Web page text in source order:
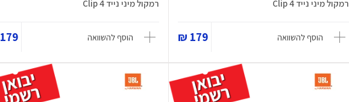
רמקול מיני נייד Clip 4
הוסף להשוואה 179 ₪
רמקול מיני נייד Clip 4
הוסף להשוואה 179 ₪